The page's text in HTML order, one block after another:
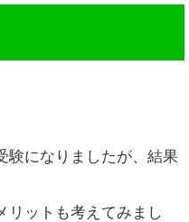
験になりましたが、結果
リットも考えてみまし